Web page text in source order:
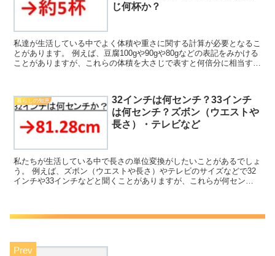
じ何杯か？
私達が生活している中でよく体積や重さに関する計算が必要となるこ
とがあります。 例えば、豆腐100gや90gや80gなどの表記をみかける
ことがありますが、これらの体積を大さじで表すと何倍分に相当する
暮らしの知恵
32インチは何センチ？33インチ
は何センチ？ズボン（ウエストや
長さ）・テレビなど
私たちが生活している中で長さの単位変換がしたいことがあるでしょ
う。 例えば、ズボン（ウエストや長さ）やテレビのサイズなどで32
インチや33インチなどと聞くことがありますが、これらが何センチ